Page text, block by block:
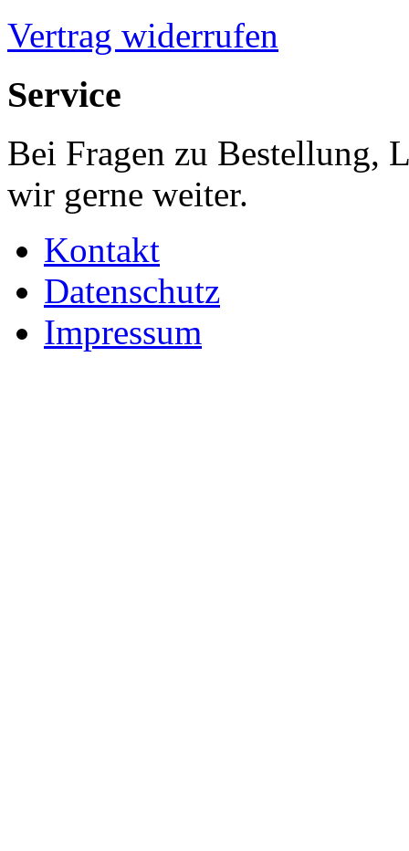
Vertrag widerrufen
Service
Bei Fragen zu Bestellung,
wir gerne weiter.
Kontakt
Datenschutz
Impressum